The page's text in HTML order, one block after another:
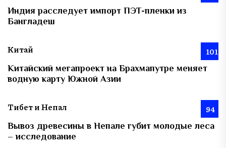
Индия расследует импорт ПЭТ-пленки из
Бангладеш
Китай 101
Китайский мегапроект на Брахмапутре меняет
водную карту Южной Азии
Тибет и Непал 94
Вывоз древесины в Непале губит молодые леса
– исследование